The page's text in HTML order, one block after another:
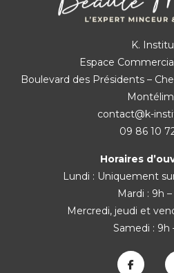
K.
Espace
Boulevard des Présidents –
contact@k-
09 86 10
Horaires
Lundi : Uniquement
Mardi : 9h
Mercredi, jeudi et
Samedi : 9h